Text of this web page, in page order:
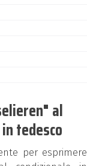
al
tedesco
per esprimere